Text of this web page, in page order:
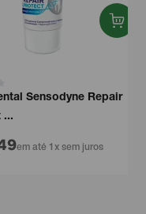
Sensodyne Repair
em até 1x sem juros